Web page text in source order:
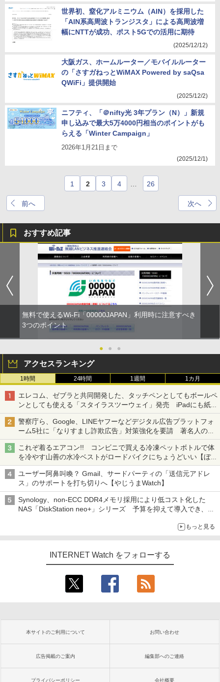
世界初、窒化アルミニウム（AlN）を採用した
「AlN系高周波トランジスタ」による高周波増
幅にNTTが成功、ポスト5Gでの活用に期待
(2025/12/12)
大阪ガス、ホームルーター／モバイルルーター
の「さすガねっとWiMAX Powered by saQsa
QWiFi」提供開始
(2025/12/2)
ニフティ、「＠nifty光 3年プラン（N）」新規
申し込みで最大5万4000円相当のポイントがも
らえる「Winter Campaign」
2026年1月21日まで
(2025/12/1)
前へ
1 2 3 4 26
次へ
おすすめ記事
無料で使えるWi-Fi「00000JAPAN」利用時に注意すべき
3つのポイント
● ● ●
アクセスランキング
1時間 24時間 1週間 1カ月
エレコム、ゼブラと共同開発した、タッチペンとしてもボールペ
ンとしても使える「スタイラスツーウェイ」発売 iPadにも紙に
も、持ち替えずに書き込める
警察庁ら、Google、LINEヤフーなどデジタル広告プラットフォ
ーム5社に「なりすまし詐欺広告」対策強化を要請 著名人の写
真や映像を使った投資詐欺などへの対策として
これぞ着るエアコン!! コンビニで買える冷凍ペットボトルで体
を冷やす山善の水冷ベストがロードバイクにちょうどいい【ぼっ
ち・ざ・ろーど！その14】【空いた時間でなにしてる？】
ユーザー阿鼻叫喚？ Gmail、サードパーティの「送信元アドレ
ス」のサポートを打ち切りへ【やじうまWatch】
Synology、non-ECC DDR4メモリ採用により低コスト化した
NAS「DiskStation neo+」シリーズ 予算を抑えて導入でき、
もっと見る
INTERNET Watch をフォローする
本サイトのご利用について お問い合わせ
広告掲載のご案内 編集部へのご連絡
プライバシーポリシー 会社概要